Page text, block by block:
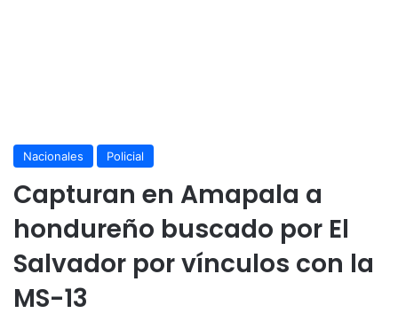
Nacionales Policial
Capturan en Amapala a
hondureño buscado por El
Salvador por vínculos con la
MS-13